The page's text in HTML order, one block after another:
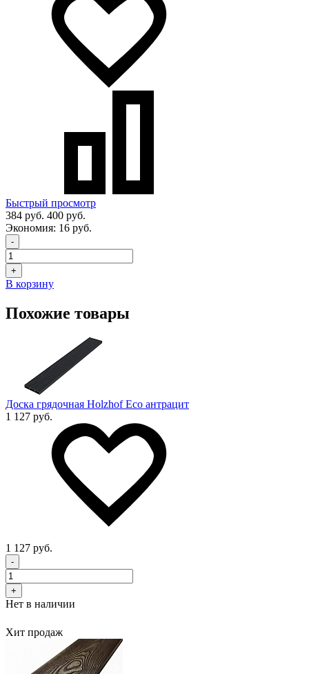
Быстрый просмотр
384 руб. 400 руб.
Экономия: 16 руб.
-
+
В корзину
Похожие товары
Доска грядочная Holzhof Eco антрацит
1 127 руб.
1 127 руб.
-
+
Нет в наличии
Хит продаж